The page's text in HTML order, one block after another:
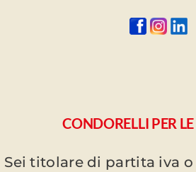
CONDORELLI PER
Sei titolare di partita iva